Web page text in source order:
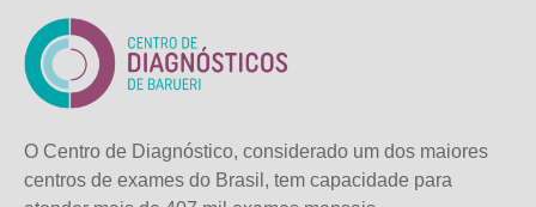
O Centro de Diagnóstico, considerado um dos maiores
centros de exames do Brasil, tem capacidade para